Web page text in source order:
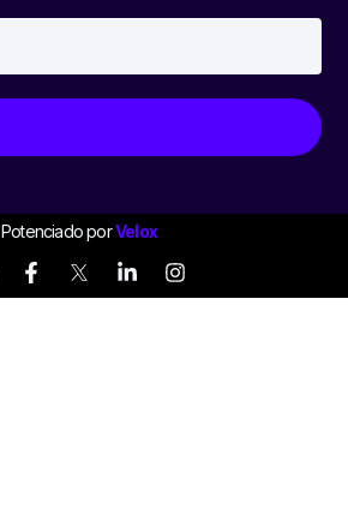
Potenciado porVelox